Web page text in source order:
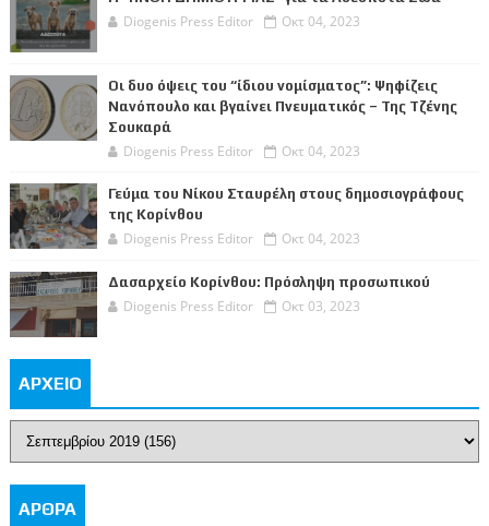
Diogenis Press Editor Οκτ 04, 2023
Οι δυο όψεις του “ίδιου νομίσματος”: Ψηφίζεις
Νανόπουλο και βγαίνει Πνευματικός – Της Τζένης
Σουκαρά
Diogenis Press Editor Οκτ 04, 2023
Γεύμα του Νίκου Σταυρέλη στους δημοσιογράφους
της Κορίνθου
Diogenis Press Editor Οκτ 04, 2023
Δασαρχείο Κορίνθου: Πρόσληψη προσωπικού
Diogenis Press Editor Οκτ 03, 2023
ΑΡΧΕΙΟ
ΑΡΘΡΑ